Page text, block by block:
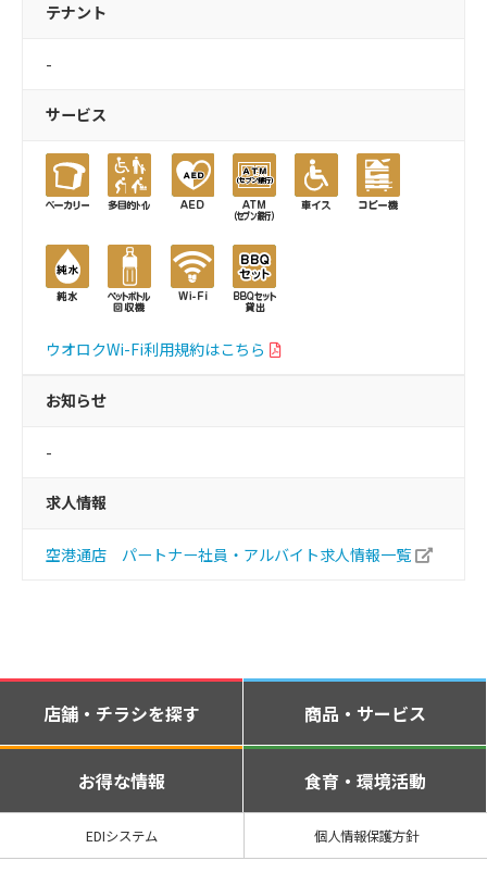
テナント
-
サービス
ウオロクWi-Fi利用規約はこちら
お知らせ
-
求人情報
空港通店 パートナー社員・アルバイト求人情報一覧
店舗・チラシを探す 商品・サービス
お得な情報 食育・環境活動
EDIシステム 個人情報保護方針